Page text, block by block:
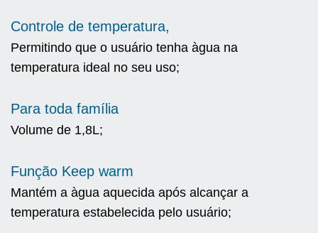
Controle de temperatura,
Permitindo que o usuário tenha àgua na
temperatura ideal no seu uso;
Para toda família
Volume de 1,8L;
Função Keep warm
Mantém a àgua aquecida após alcançar a
temperatura estabelecida pelo usuário;